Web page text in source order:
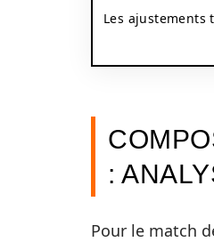
Les ajustements
:
Pour le match